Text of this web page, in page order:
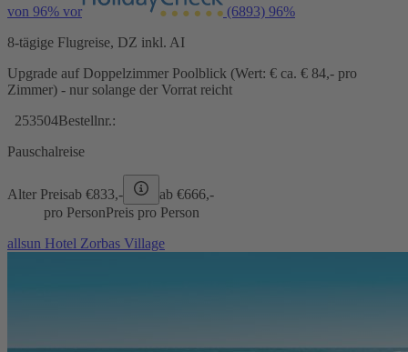
von 96% vor (6893) 96%
8-tägige Flugreise, DZ inkl. AI
Upgrade auf Doppelzimmer Poolblick (Wert: € ca. € 84,- pro
Zimmer) - nur solange der Vorrat reicht
253504Bestellnr.:
Pauschalreise
Alter Preisab €833,- ab €666,-
pro PersonPreis pro Person
allsun Hotel Zorbas Village